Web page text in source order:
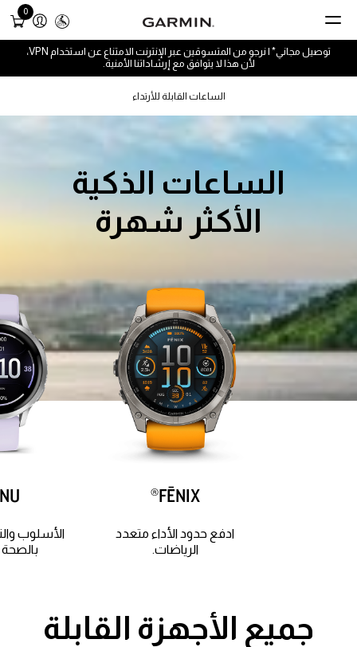
0
توصيل مجاني* | نرجو من المتسوقين عبر الإنترنت الامتناع عن استخدام VPN،
لأن هذا لا يتوافق مع إرشاداتنا الأمنية.
الساعات القابلة للأرتداء
الساعات الذكية
الأكثر شهرة
FĒNIX®
ادفع حدود الأداء متعدد
الرياضات.
الأسلوب
بالصحة
جميع الأجهزة القابلة